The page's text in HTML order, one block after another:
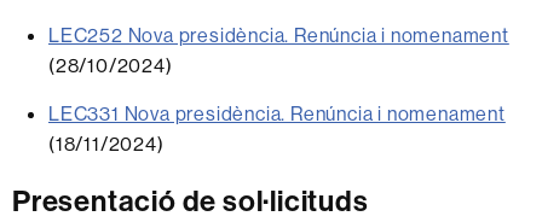
LEC252 Nova presidència. Renúncia i nomenament
(28/10/2024)
LEC331 Nova presidència. Renúncia i nomenament
(18/11/2024)
Presentació de sol·licituds